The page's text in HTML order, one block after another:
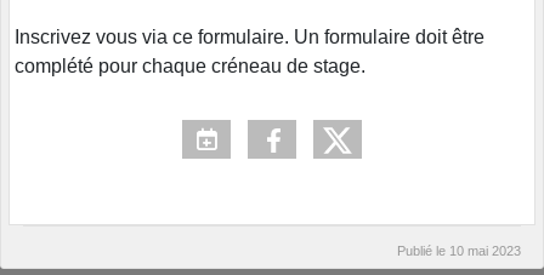
Inscrivez vous via ce formulaire. Un formulaire doit être
complété pour chaque créneau de stage.
Publié le 10 mai 2023